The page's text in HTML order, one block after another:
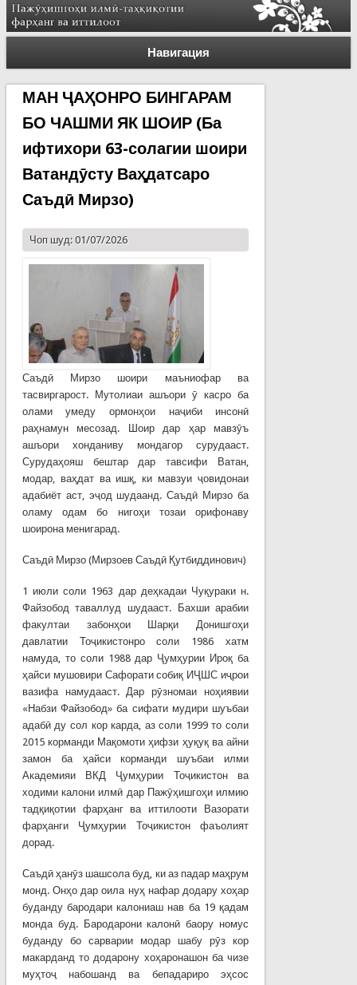
Навигация
МАН ҶАҲОНРО БИНГАРАМ
БО ЧАШМИ ЯК ШОИР (Ба
ифтихори 63-солагии шоири
Ватандӯсту Ваҳдатсаро
Саъдӣ Мирзо)
Чоп шуд: 01/07/2026
Саъдӣ Мирзо шоири маъниофар ва
тасвиргарост. Мутолиаи ашъори ӯ касро ба
олами умеду ормонҳои наҷиби инсонӣ
раҳнамун месозад. Шоир дар ҳар мавзӯъ
ашъори хонданиву мондагор сурудааст.
Сурудаҳояш бештар дар тавсифи Ватан,
модар, ваҳдат ва ишқ, ки мавзуи ҷовидонаи
адабиёт аст, эҷод шудаанд. Саъдӣ Мирзо ба
оламу одам бо нигоҳи тозаи орифонаву
шоирона менигарад.
Саъдӣ Мирзо (Мирзоев Саъдӣ Қутбиддинович)
1 июли соли 1963 дар деҳкадаи Чуқураки н.
Файзобод таваллуд шудааст. Бахши арабии
факултаи забонҳои Шарқи Донишгоҳи
давлатии Тоҷикистонро соли 1986 хатм
намуда, то соли 1988 дар Ҷумҳурии Ироқ ба
ҳайси мушовири Сафорати собиқ ИҶШС иҷрои
вазифа намудааст. Дар рӯзномаи ноҳиявии
«Набзи Файзобод» ба сифати мудири шуъбаи
адабӣ ду сол кор карда, аз соли 1999 то соли
2015 корманди Мақомоти ҳифзи ҳуқуқ ва айни
замон ба ҳайси корманди шуъбаи илми
Академияи ВКД Ҷумҳурии Тоҷикистон ва
ходими калони илмӣ дар Пажӯҳишгоҳи илмию
тадқиқотии фарҳанг ва иттилооти Вазорати
фарҳанги Ҷумҳурии Тоҷикистон фаъолият
дорад.
Саъдӣ ҳанӯз шашсола буд, ки аз падар маҳрум
монд. Онҳо дар оила нуҳ нафар додару хоҳар
буданду бародари калониаш нав ба 19 қадам
монда буд. Бародарони калонӣ баору номус
буданду бо сарварии модар шабу рӯз кор
макарданд то додарону хоҳаронашон ба чизе
муҳтоҷ набошанд ва бепадариро эҳсос